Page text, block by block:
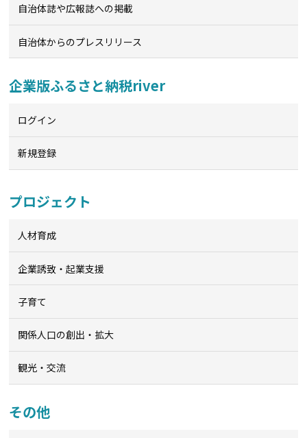
自治体誌や広報誌への掲載
自治体からのプレスリリース
企業版ふるさと納税river
ログイン
新規登録
プロジェクト
人材育成
企業誘致・起業支援
子育て
関係人口の創出・拡大
観光・交流
その他